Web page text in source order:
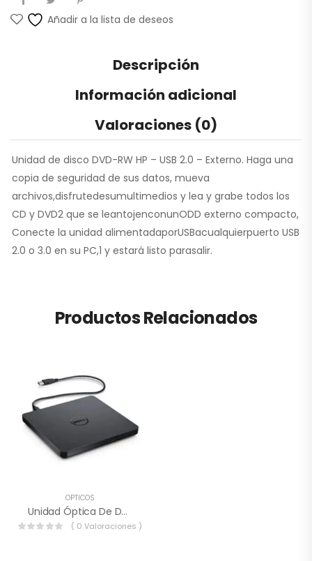
Añadir a la lista de deseos
Descripción
Información adicional
Valoraciones (0)
Unidad de disco DVD-RW HP – USB 2.0 – Externo. Haga una
copia de seguridad de sus datos, mueva
archivos,disfrutedesumultimedios y lea y grabe todos los
CD y DVD2 que se leantojenconunODD externo compacto,
Conecte la unidad alimentadaporUSBacualquierpuerto USB
2.0 o 3.0 en su PC,1 y estará listo parasalir.
Productos Relacionados
OPTICOS
Unidad Óptica De DVD USB DW316 Dell – RKR9T.
( 0 Valoraciones )